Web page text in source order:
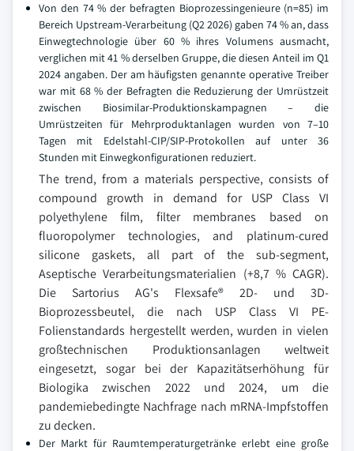
Von den 74 % der befragten Bioprozessingenieure (n=85) im
Bereich Upstream-Verarbeitung (Q2 2026) gaben 74 % an, dass
Einwegtechnologie über 60 % ihres Volumens ausmacht,
verglichen mit 41 % derselben Gruppe, die diesen Anteil im Q1
2024 angaben. Der am häufigsten genannte operative Treiber
war mit 68 % der Befragten die Reduzierung der Umrüstzeit
zwischen Biosimilar-Produktionskampagnen – die
Umrüstzeiten für Mehrproduktanlagen wurden von 7–10
Tagen mit Edelstahl-CIP/SIP-Protokollen auf unter 36
Stunden mit Einwegkonfigurationen reduziert.
The trend, from a materials perspective, consists of
compound growth in demand for USP Class VI
polyethylene film, filter membranes based on
fluoropolymer technologies, and platinum-cured
silicone gaskets, all part of the sub-segment,
Aseptische Verarbeitungsmaterialien (+8,7 % CAGR).
Die Sartorius AG's Flexsafe® 2D- und 3D-
Bioprozessbeutel, die nach USP Class VI PE-
Folienstandards hergestellt werden, wurden in vielen
großtechnischen Produktionsanlagen weltweit
eingesetzt, sogar bei der Kapazitätserhöhung für
Biologika zwischen 2022 und 2024, um die
pandemiebedingte Nachfrage nach mRNA-Impfstoffen
zu decken.
Der Markt für Raumtemperaturgetränke erlebt eine große